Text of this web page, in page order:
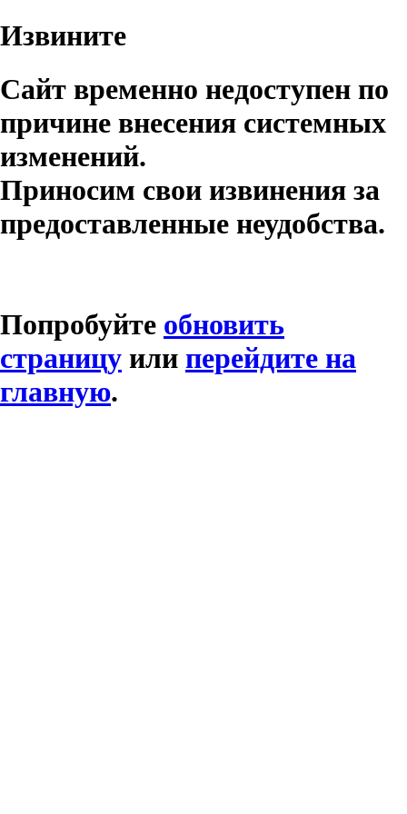
Извините
Сайт временно недоступен по
причине внесения системных
изменений.
Приносим свои извинения за
предоставленные неудобства.
Попробуйте обновить
страницу или перейдите на
главную.